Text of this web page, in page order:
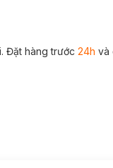
Đặt hàng trước 24h và